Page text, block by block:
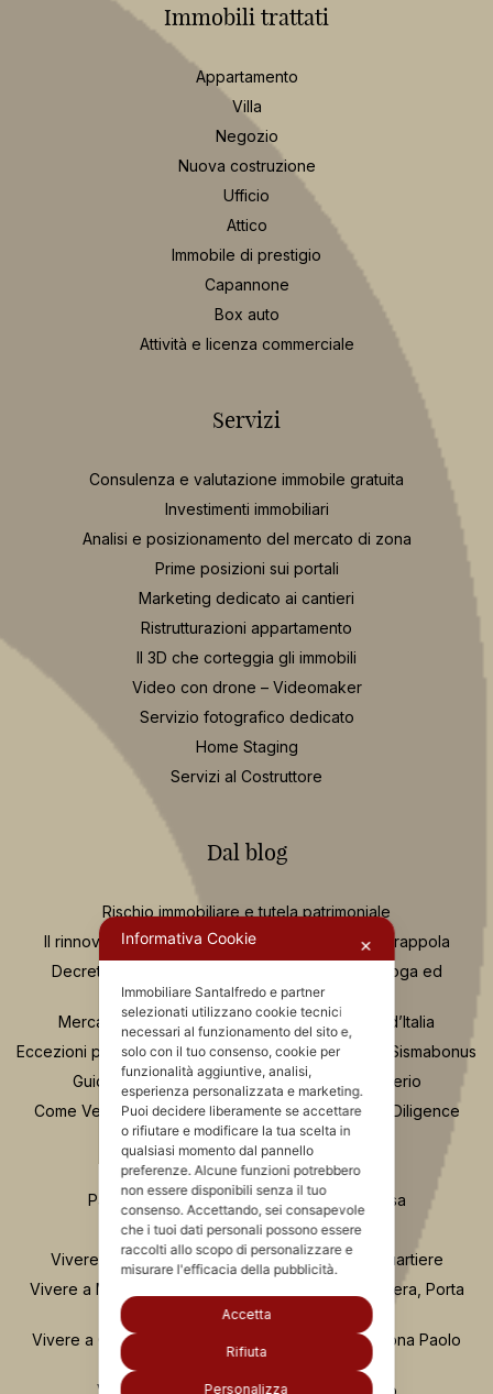
Concorezzo
Agrate Brianza
Vimercate
Villasanta
Arcore
Cavi di Lavagna
Ornago
Immobili trattati
Negozio
Ufficio
Attico
Immobile di prestigio
Capannone
Box auto
Attività e licenza commerciale
Servizi
Consulenza e valutazione immobile gratuita
Analisi e posizionamento del mercato di zona
Prime posizioni sui portali
Ristrutturazioni appartamento
Il 3D che corteggia gli immobili
Servizio fotografico dedicato
Home Staging
Servizi al Costruttore
Dal blog
Rischio immobiliare e tutela patrimoniale
Il rinnovo tacito dell’affitto può nascondere una trappola
Decreto Bersani guida completa per mutui surroga ed
estinzione
Mercato immobiliare 2025 report della Banca d’Italia
Eccezioni plusvalenza vendita immobile con Super Sismabonus
Guida per scegliere un agente immobiliare serio
Informativa Cookie ✕
Immobiliare Santalfredo e partner
selezionati utilizzano cookie tecnici
necessari al funzionamento del sito e,
solo con il tuo consenso, cookie per
funzionalità aggiuntive, analisi,
esperienza personalizzata e marketing.
Puoi decidere liberamente se accettare
o rifiutare e modificare la tua scelta in
qualsiasi momento dal pannello
preferenze. Alcune funzioni potrebbero
non essere disponibili senza il tuo
consenso. Accettando, sei consapevole
che i tuoi dati personali possono essere
raccolti allo scopo di personalizzare e
misurare l'efficacia della pubblicità.
Accetta
Rifiuta
Personalizza